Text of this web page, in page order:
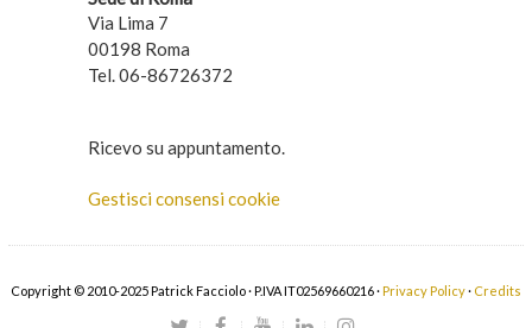
Via Lima 7
00198 Roma
Tel. 06-86726372
Ricevo su appuntamento.
Gestisci consensi cookie
Copyright © 2010-2025 Patrick Facciolo · P.IVA IT02569660216 ·Privacy Policy· Credits